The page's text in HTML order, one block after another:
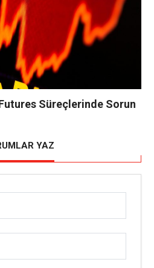
Süreçlerinde Sorun
YAZ